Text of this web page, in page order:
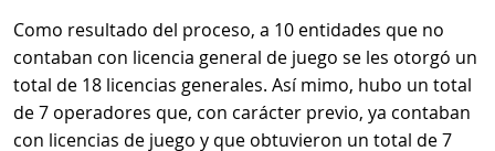
Como resultado del proceso, a 10 entidades que no
contaban con licencia general de juego se les otorgó un
total de 18 licencias generales. Así mimo, hubo un total
de 7 operadores que, con carácter previo, ya contaban
con licencias de juego y que obtuvieron un total de 7